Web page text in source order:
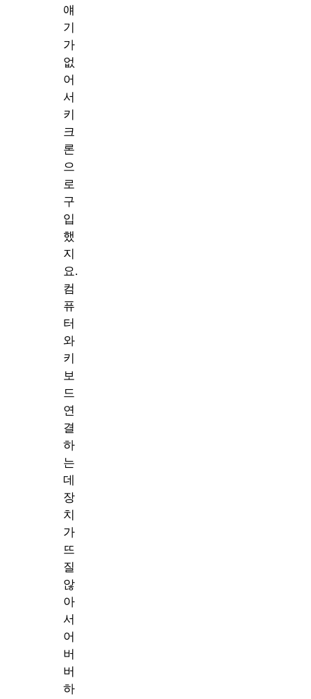
얘
기
가
없
어
서
키
크
론
으
로
구
입
했
지
요.
컴
퓨
터
와
키
보
드
연
결
하
는
데
장
치
가
뜨
질
않
아
서
어
버
버
하